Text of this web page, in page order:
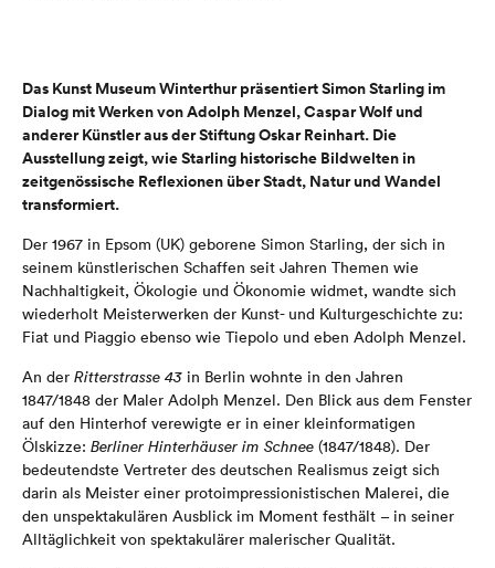
Das Kunst Museum Winterthur präsentiert Simon Starling im
Dialog mit Werken von Adolph Menzel, Caspar Wolf und
anderer Künstler aus der Stiftung Oskar Reinhart. Die
Ausstellung zeigt, wie Starling historische Bildwelten in
zeitgenössische Reflexionen über Stadt, Natur und Wandel
transformiert.
Der 1967 in Epsom (UK) geborene Simon Starling, der sich in
seinem künstlerischen Schaffen seit Jahren Themen wie
Nachhaltigkeit, Ökologie und Ökonomie widmet, wandte sich
wiederholt Meisterwerken der Kunst- und Kulturgeschichte zu:
Fiat und Piaggio ebenso wie Tiepolo und eben Adolph Menzel.
An der Ritterstrasse 43 in Berlin wohnte in den Jahren
1847/1848 der Maler Adolph Menzel. Den Blick aus dem Fenster
auf den Hinterhof verewigte er in einer kleinformatigen
Ölskizze: Berliner Hinterhäuser im Schnee (1847/1848). Der
bedeutendste Vertreter des deutschen Realismus zeigt sich
darin als Meister einer protoimpressionistischen Malerei, die
den unspektakulären Ausblick im Moment festhält – in seiner
Alltäglichkeit von spektakulärer malerischer Qualität.